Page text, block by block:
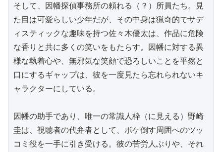
そして、因幡探偵事務所の頼れる（？）所員たち。見
た目は可愛らしい少年だが、その中身は猟奇的でサデ
ィスティックな趣味を持つ佐々木優太は、作品に危険
な香りと共に多くの笑いをもたらす。因幡に対する異
様な執着心や、無邪気な笑顔で恐ろしいことを平然と
口にするギャップは、彼を一度見たら忘れられないキ
ャラクターにしている。
因幡の助手であり、唯一の常識人枠（に見える）野崎
圭は、視聴者の代弁者として、ボケ倒す周囲へのツッ
コミ役を一手に引き受ける。彼の苦労人ぶりや、それ